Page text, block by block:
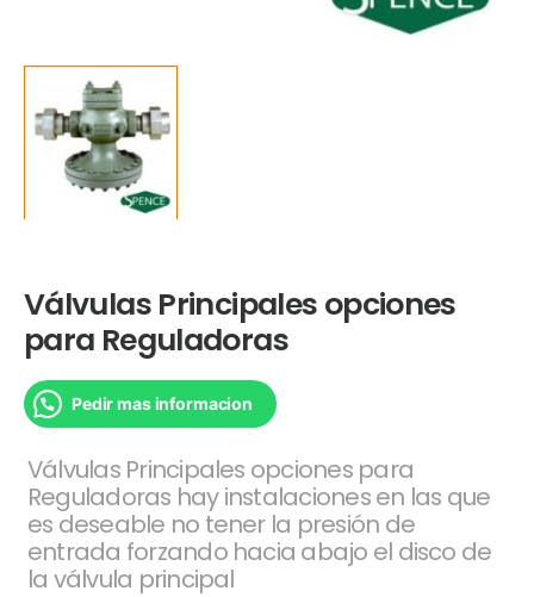
Válvulas Principales opciones
para Reguladoras
Pedir mas informacion
Válvulas Principales opciones para
Reguladoras hay instalaciones en las que
es deseable no tener la presión de
entrada forzando hacia abajo el disco de
la válvula principal